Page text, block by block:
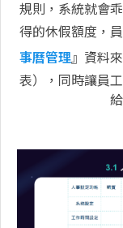
規則，系統就會
得的休假額度，
事曆管理』資料
表），同時讓員